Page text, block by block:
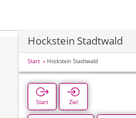
Hockstein Stadtwald
Start Hockstein Stadtwald
Start Ziel